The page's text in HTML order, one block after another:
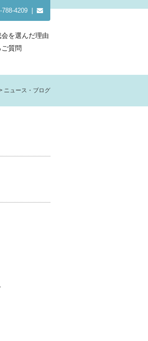
4209 |
を選んだ理由
質問
ニュース・ブログ